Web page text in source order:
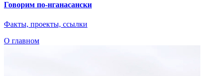
Говорим по-нганасански
Факты, проекты, ссылки
О главном